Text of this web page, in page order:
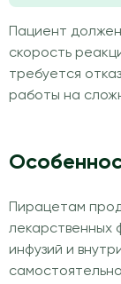
Пациент
скорость
требуется
работы на
Пирацетам
лекарственных
инфузий и